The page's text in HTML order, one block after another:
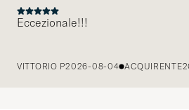
Eccezionale!!!
VITTORIO P2026-08-04 ACQUIRENTE